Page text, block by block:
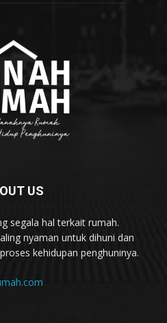
US
segala hal terkait rumah.
nyaman untuk dihuni dan
kehidupan penghuninya.